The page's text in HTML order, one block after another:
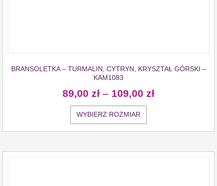
BRANSOLETKA – TURMALIN, CYTRYN, KRYSZTAŁ GÓRSKI –
KAM1083
89,00 zł – 109,00 zł
WYBIERZ ROZMIAR